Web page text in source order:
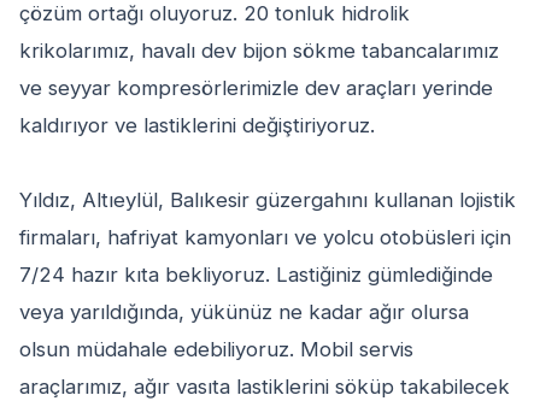
çözüm ortağı oluyoruz. 20 tonluk hidrolik
krikolarımız, havalı dev bijon sökme tabancalarımız
ve seyyar kompresörlerimizle dev araçları yerinde
kaldırıyor ve lastiklerini değiştiriyoruz.
Yıldız, Altıeylül, Balıkesir güzergahını kullanan lojistik
firmaları, hafriyat kamyonları ve yolcu otobüsleri için
7/24 hazır kıta bekliyoruz. Lastiğiniz gümlediğinde
veya yarıldığında, yükünüz ne kadar ağır olursa
olsun müdahale edebiliyoruz. Mobil servis
araçlarımız, ağır vasıta lastiklerini söküp takabilecek